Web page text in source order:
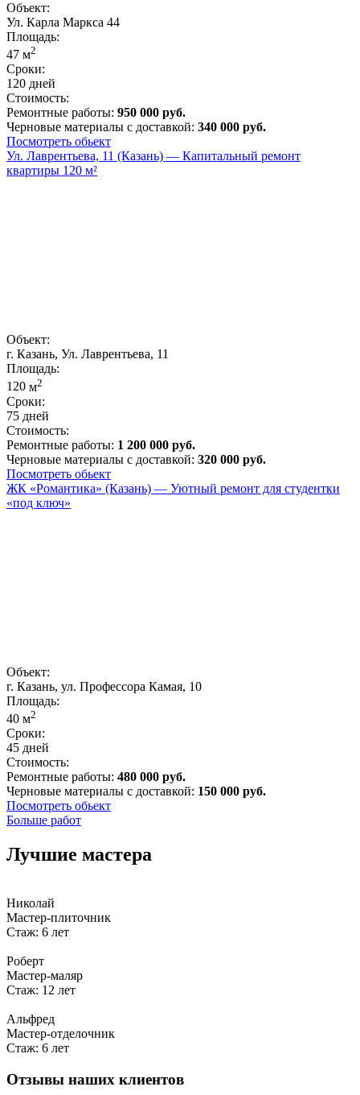
Объект:
Ул. Карла Маркса 44
Площадь:
47 м2
Сроки:
120 дней
Стоимость:
Ремонтные работы: 950 000 руб.
Черновые материалы с доставкой: 340 000 руб.
Посмотреть обьект
Ул. Лаврентьева, 11 (Казань) — Капитальный ремонт
квартиры 120 м²
Объект:
г. Казань, Ул. Лаврентьева, 11
Площадь:
120 м2
Сроки:
75 дней
Стоимость:
Ремонтные работы: 1 200 000 руб.
Черновые материалы с доставкой: 320 000 руб.
Посмотреть обьект
ЖК «Романтика» (Казань) — Уютный ремонт для студентки
«под ключ»
Объект:
г. Казань, ул. Профессора Камая, 10
Площадь:
40 м2
Сроки:
45 дней
Стоимость:
Ремонтные работы: 480 000 руб.
Черновые материалы с доставкой: 150 000 руб.
Посмотреть обьект
Больше работ
Лучшие мастера
Николай
Мастер-плиточник
Стаж: 6 лет
Роберт
Мастер-маляр
Стаж: 12 лет
Альфред
Мастер-отделочник
Стаж: 6 лет
Отзывы наших клиентов